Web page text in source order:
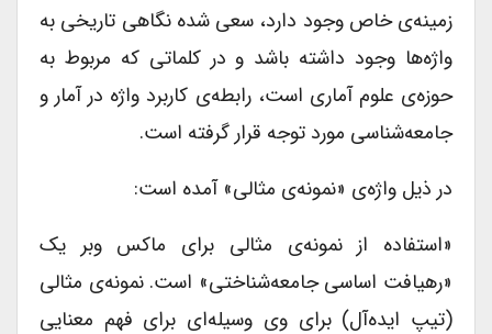
زمینه‌ی خاص وجود دارد، سعی شده نگاهی تاریخی به
واژه‌ها وجود داشته باشد و در کلماتی که مربوط به
حوزه‌ی علوم آماری است، رابطه‌ی کاربرد واژه در آمار و
جامعه‌شناسی مورد توجه قرار گرفته است.
در ذیل واژه‌ی «نمونه‌ی مثالی» آمده است:
«استفاده از نمونه‌ی مثالی برای ماکس وبر یک
«رهیافت اساسی جامعه‌شناختی» است. نمونه‌ی مثالی
(تیپ ایده‌آل) برای وی وسیله‌ای برای فهم معنایی